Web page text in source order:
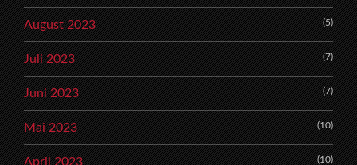
August 2023 (5)
Juli 2023 (7)
Juni 2023 (7)
Mai 2023 (10)
April 2023 (10)